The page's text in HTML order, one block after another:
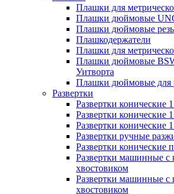
Плашки для
Плашки дюймовые
Плашки дюймовые
Плашкодержатели
Плашки для
Плашки дюймовые
Уитворта
Плашки дюймовые для
Развертки
Развертки конические
Развертки конические
Развертки конические
Развертки ручные
Развертки конические
Развертки машинные с
хвостовиком
Развертки машинные с
хвостовиком